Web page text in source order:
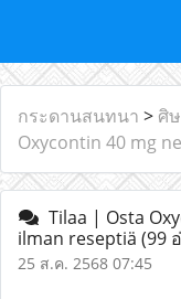
กระดานสนทนา > ศิ
Oxycontin 40 mg
Tilaa | Osta
ilman reseptiä (99
25 ส.ค. 2568 07:45